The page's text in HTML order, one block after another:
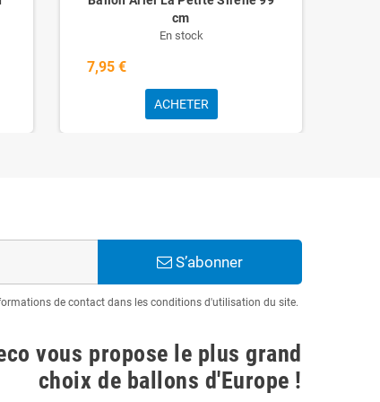
cm
En stock
7,95 €
ACHETER
S’abonner
de contact dans les conditions d'utilisation du site.
vous propose le plus grand
choix de ballons d'Europe !